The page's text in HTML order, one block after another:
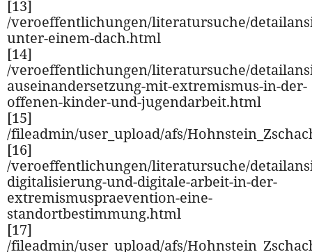
[13]
/veroeffentlichungen/literatursuche/
unter-einem-dach.html
[14]
/veroeffentlichungen/literatursuche/
auseinandersetzung-mit-extremismus-in-der-
offenen-kinder-und-jugendarbeit.html
[15]
/fileadmin/user_upload/afs/
[16]
/veroeffentlichungen/literatursuche/
digitalisierung-und-digitale-arbeit-in-der-
extremismuspraevention-eine-
standortbestimmung.html
[17]
/fileadmin/user_upload/afs/